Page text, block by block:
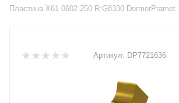
Пластина X61 0602-250 R:G8330 DormerPramet
Артикул: DP7721636